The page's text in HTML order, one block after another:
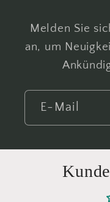
Melden Sie
an, um
E-Mail